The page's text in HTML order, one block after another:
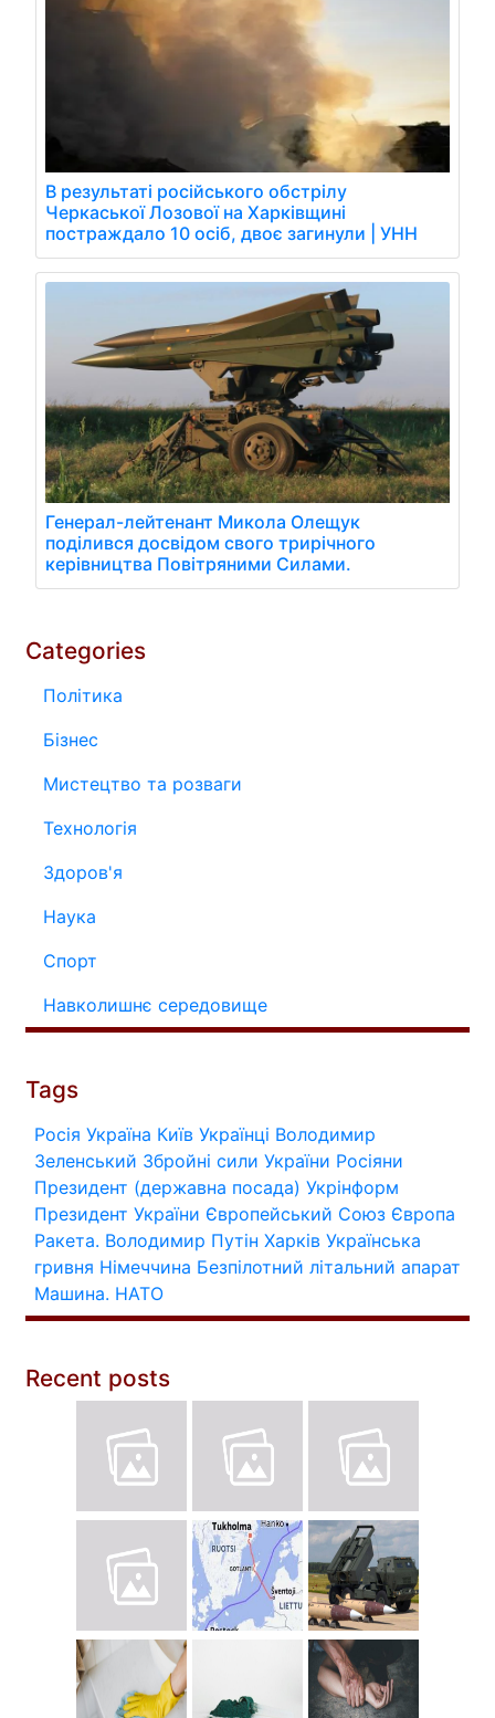
В результаті російського обстрілу
Черкаської Лозової на Харківщині
постраждало 10 осіб, двоє загинули | УНН
Генерал-лейтенант Микола Олещук
поділився досвідом свого трирічного
керівництва Повітряними Силами.
Categories
Політика
Бізнес
Мистецтво та розваги
Технологія
Здоров'я
Наука
Спорт
Навколишнє середовище
Tags
Росія Україна Київ Українці Володимир
Зеленський Збройні сили України Росіяни
Президент (державна посада) Укрінформ
Президент України Європейський Союз Європа
Ракета. Володимир Путін Харків Українська
гривня Німеччина Безпілотний літальний апарат
Машина. НАТО
Recent posts